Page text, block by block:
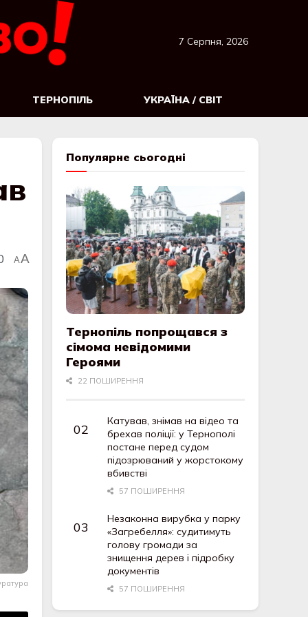
7 Серпня, 2026
ТЕРНОПІЛЬ УКРАЇНА / СВІТ
AA
Популярне сьогодні
Тернопіль попрощався з
сімома невідомими
Героями
22 ПОШИРЕННЯ
Катував, знімав на відео та
брехав поліції: у Тернополі
постане перед судом
підозрюваний у жорстокому
вбивстві
57 ПОШИРЕННЯ
Незаконна вирубка у парку
«Загребелля»: судитимуть
голову громади за
знищення дерев і підробку
документів
57 ПОШИРЕННЯ